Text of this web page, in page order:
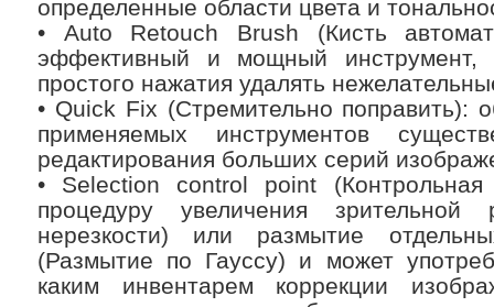
определенные области цвета и
• Auto Retouch Brush (Кисть
эффективный и мощный
простого нажатия удалять
• Quick Fix (Стремительно поправить):
применяемых инструментов
редактирования больших серий
• Selection control point
процедуру увеличения зрительной
нерезкости) или размытие
(Размытие по Гауссу) и может
каким инвентарем коррекции